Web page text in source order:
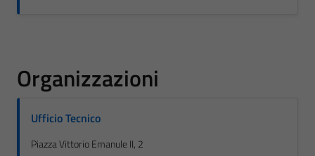
Organizzazioni
Ufficio Tecnico
Piazza Vittorio Emanule II, 2